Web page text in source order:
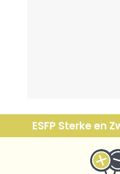
ESFP Sterke en